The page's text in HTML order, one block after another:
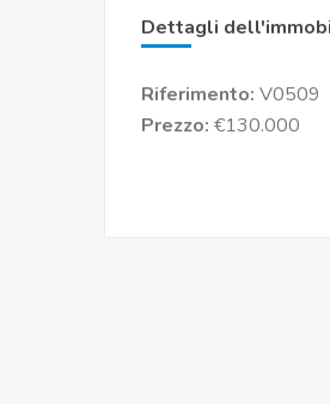
Dettagli
Riferimento: V0509
Prezzo: €130.000